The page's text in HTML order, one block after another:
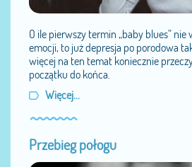
O ile pierwszy termin „baby blues”
emocji, to już depresja po porodowa
więcej na ten temat koniecznie
początku do końca.
Więcej...
Przebieg połogu